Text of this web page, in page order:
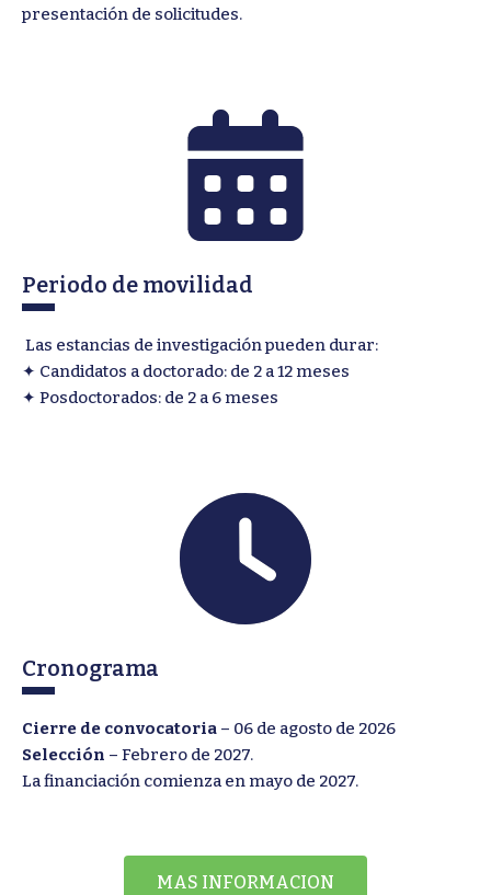
presentación de solicitudes.
Periodo de movilidad
Las estancias de investigación pueden durar:
✦ Candidatos a doctorado: de 2 a 12 meses
✦ Posdoctorados: de 2 a 6 meses
Cronograma
Cierre de convocatoria – 06 de agosto de 2026
Selección – Febrero de 2027.
La financiación comienza en mayo de 2027.
MAS INFORMACION